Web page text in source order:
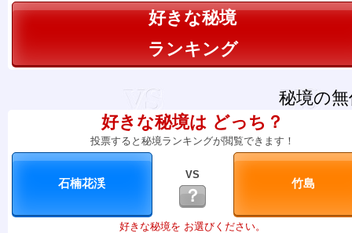
好きな秘境
ランキング
秘境の
好きな秘境は どっち？
投票すると秘境ランキングが閲覧できます！
VS
？
好きな秘境を お選びください。